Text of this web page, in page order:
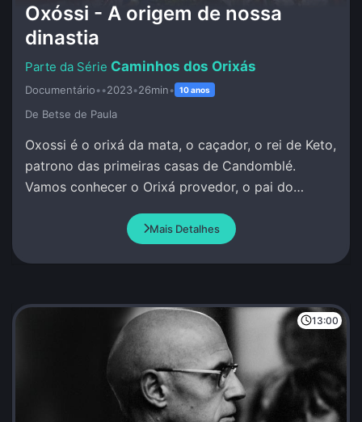
Oxóssi - A origem de nossa
dinastia
Caminhos dos Orixás
Documentário••2023•26min• 10 anos
De Betse de Paula
Oxossi é o orixá da mata, o caçador, o rei de Keto,
patrono das primeiras casas de Candomblé.
Vamos conhecer o Orixá provedor, o pai do
Mais Detalhes
13:00